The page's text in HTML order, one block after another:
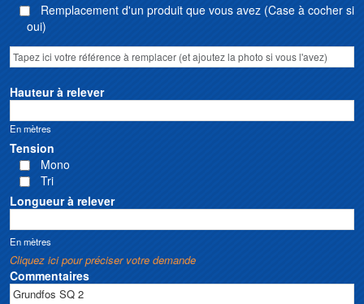
Remplacement d'un produit que vous avez (Case à cocher si
oui)
Hauteur à relever
En mètres
Tension
Mono
Tri
Longueur à relever
En mètres
Cliquez ici pour préciser votre demande
Commentaires